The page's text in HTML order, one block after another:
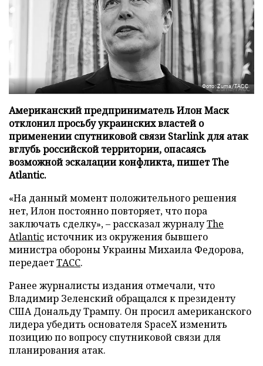
Фото: Zuma/ТАСС
Американский предприниматель Илон Маск
отклонил просьбу украинских властей о
применении спутниковой связи Starlink для атак
вглубь российской территории, опасаясь
возможной эскалации конфликта, пишет The
Atlantic.
«На данный момент положительного решения
нет, Илон постоянно повторяет, что пора
заключать сделку», – рассказал журналуThe
Atlanticисточник из окружения бывшего
министра обороны Украины Михаила Федорова,
передаетТАСС.
Ранее журналисты издания отмечали, что
Владимир Зеленский обращался к президенту
США Дональду Трампу. Он просил американского
лидера убедить основателя SpaceX изменить
позицию по вопросу спутниковой связи для
планирования атак.